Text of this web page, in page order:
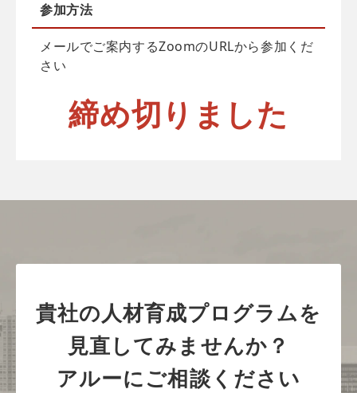
参加方法
メールでご案内するZoomのURLから参加くだ
さい
締め切りました
貴社の人材育成プログラムを
見直してみませんか？
アルーにご相談ください